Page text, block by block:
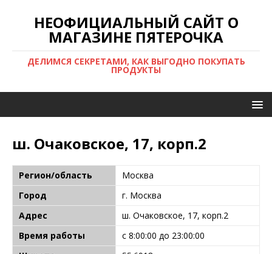
НЕОФИЦИАЛЬНЫЙ САЙТ О
МАГАЗИНЕ ПЯТЕРОЧКА
ДЕЛИМСЯ СЕКРЕТАМИ, КАК ВЫГОДНО ПОКУПАТЬ
ПРОДУКТЫ
ш. Очаковское, 17, корп.2
Регион/область
Москва
Город
г. Москва
Адрес
ш. Очаковское, 17, корп.2
Время работы
с 8:00:00 до 23:00:00